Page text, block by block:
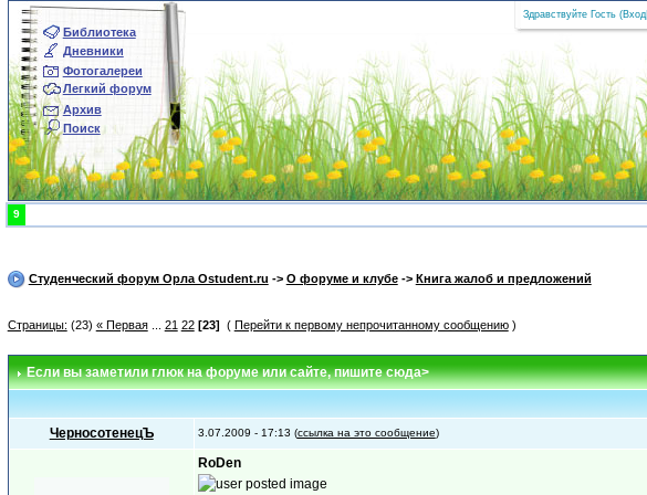
Библиотека
Дневники
Фотогалереи
Легкий форум
Архив
Поиск
Здравствуйте Гость (Вход
9
Студенческий форум Орла Ostudent.ru -> О форуме и клубе-> Книга жалоб и предложений
Страницы: (23) « Первая... 21 22 [23] ( Перейти к первому непрочитанному сообщению)
Если вы заметили глюк на форуме или сайте, пишите сюда>
ЧерносотенецЪ 3.07.2009 - 17:13 (ссылка на это сообщение)
RoDen